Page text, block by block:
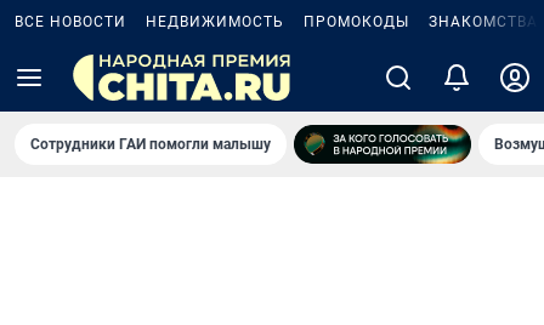
ВСЕ НОВОСТИ НЕДВИЖИМОСТЬ ПРОМОКОДЫ ЗНАКОМСТВА
Сотрудники ГАИ помогли малышу